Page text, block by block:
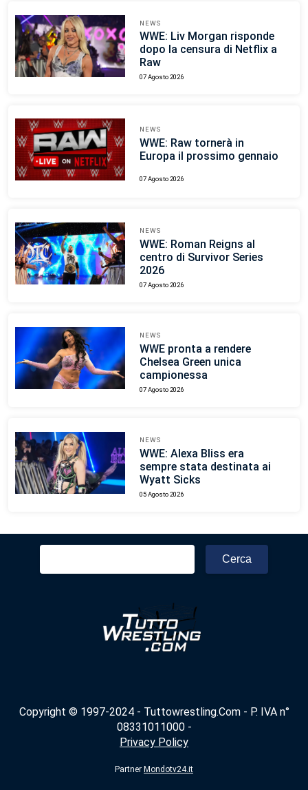
NEWS
WWE: Liv Morgan risponde
dopo la censura di Netflix a
Raw
07 Agosto 2026
NEWS
WWE: Raw tornerà in
Europa il prossimo gennaio
07 Agosto 2026
NEWS
WWE: Roman Reigns al
centro di Survivor Series
2026
07 Agosto 2026
NEWS
WWE pronta a rendere
Chelsea Green unica
campionessa
07 Agosto 2026
NEWS
WWE: Alexa Bliss era
sempre stata destinata ai
Wyatt Sicks
05 Agosto 2026
Ricerca
Copyright © 1997-2024 - Tuttowrestling.Com - P. IVA n°
08331011000 -
Privacy Policy
Partner Mondotv24.it